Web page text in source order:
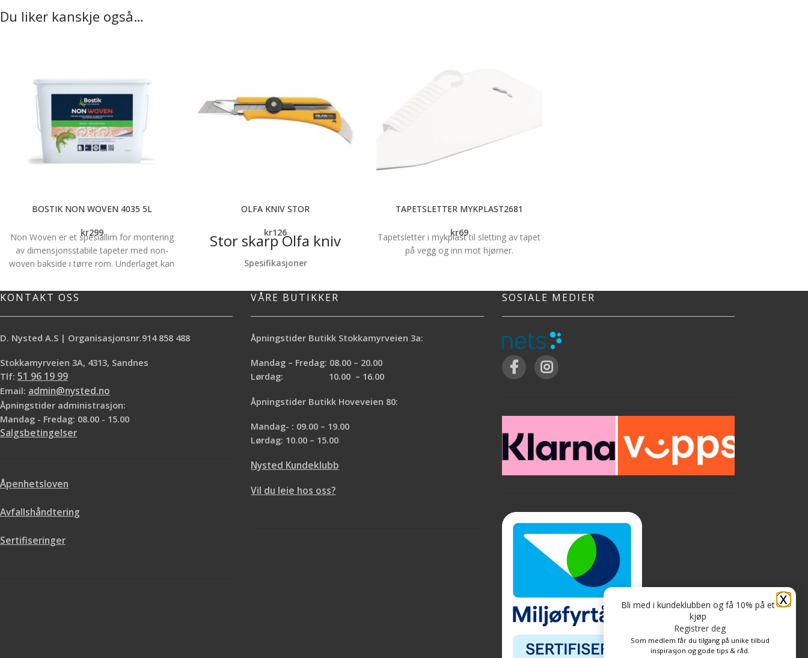
Du liker kanskje også…
BOSTIK NON WOVEN 4035 5L
kr299
Non Woven er et spesiallim for montering
av dimensjonsstabile tapeter med non-
woven bakside i tørre rom. Underlaget kan
trefiberplater, betong eller puss eller tette
malte underlag. Limet kan påføres på
veggen eller baksiden av tapetet. OBS!
skal males. For Non-Woven materialer •
risikoen for krymping • Stabile bøtter laget
av resirkulert plast • Godt miljøvalg, M1
OLFA KNIV STOR
kr126
Stor skarp Olfa kniv
Spesifikasjoner
Allsidig og solid konstruksjon
Lang bladføring
TAPETSLETTER MYKPLAST2681
kr69
Tapetsletter i mykplast til sletting av tapet
på vegg og inn mot hjørner.
KONTAKT OSS
D. Nysted A.S | Organisasjonsnr.914 858 488
Stokkamyrveien 3A, 4313, Sandnes
Tlf: 51 96 19 99
Email: admin@nysted.no
Åpningstider administrasjon:
Mandag - Fredag: 08.00 - 15.00
Salgsbetingelser
Åpenhetsloven
Avfallshåndtering
Sertifiseringer
VÅRE BUTIKKER
Åpningstider Butikk Stokkamyrveien 3a:
Mandag – Fredag: 08.00 – 20.00
Lørdag: 10.00 – 16.00
Åpningstider Butikk Hoveveien 80:
Mandag- : 09.00 – 19.00
Lørdag: 10.00 – 15.00
Nysted Kundeklubb
Vil du leie hos oss?
SOSIALE MEDIER
X
Bli med i kundeklubben og få 10% på et
kjøp
Registrer deg
Som medlem får du tilgang på unike tilbud
inspirasjon og gode tips & råd.